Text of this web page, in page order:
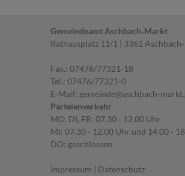
Gemeindeamt Aschbach‐Markt
Rathausplatz 11/1 | 3361
Fax.: 07476/77321‐18
Tel.: 07476/77321-0
E‐Mail: gemeinde@aschbach-
Parteienverkehr
MO, DI, FR: 07.30 ‐ 12.00 Uhr
MI: 07.30 ‐ 12.00 Uhr und 14.00 ‐
DO: geschlossen
Impressum | Datenschutz